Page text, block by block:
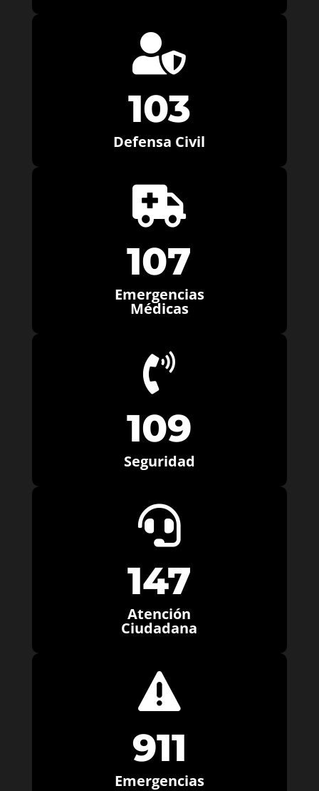

103
Defensa Civil

107
Emergencias
Médicas

109
Seguridad

147
Atención
Ciudadana

911
Emergencias